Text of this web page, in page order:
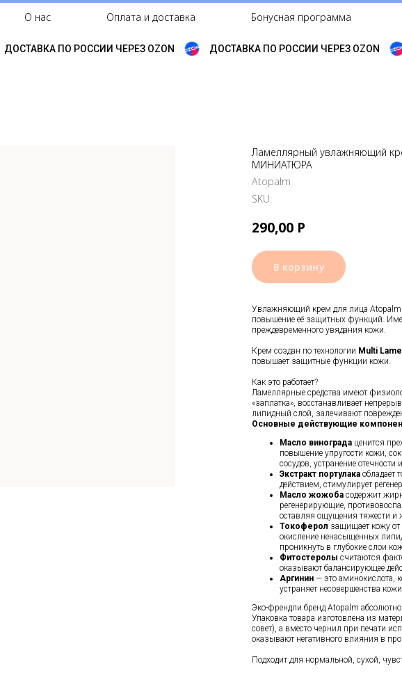
О нас Оплата и доставка Бонусная программа
ДОСТАВКА ПО РОССИИ ЧЕРЕЗ OZON ДОСТАВКА ПО РОССИИ ЧЕРЕЗ OZON
Ламеллярный увлажняющий
МИНИАТЮРА
Atopalm
SKU:
290,00 Р
В корзину
Увлажняющий крем для лица Atopalm
повышение её защитных функций.
преждевременного увядания кожи.
Крем создан по технологии Multi
повышает защитные функции кожи.
Как это работает?
Ламеллярные средства имеют
«заплатка», восстанавливает
липидный слой, залечивают
Основные действующие
Масло винограда ценится
повышение упругости кожи,
сосудов, устранение отечности
Экстракт портулака
действием, стимулирует
Масло жожоба содержит
регенерирующие,
оставляя ощущения тяжести и
Токоферол защищает кожу от
окисление ненасыщенных
проникнуть в глубокие слои
Фитостеролы считаются
оказывают балансирующее
Аргинин — это аминокислота,
устраняет несовершенства
Эко-френдли бренд Atopalm
Упаковка товара изготовлена из
совет), а вместо чернил при печати
оказывают негативного влияния в
Подходит для нормальной, сухой,